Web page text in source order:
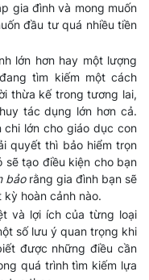
gia đình và mong muốn
đầu tư quá nhiều tiền
lớn hơn hay một lượng
tìm kiếm một cách
thừa kế trong tương lai,
tác dụng lớn hơn cả.
lớn cho giáo dục con
quyết thì bảo hiểm trọn
sẽ tạo điều kiện cho bạn
bảo rằng gia đình bạn sẽ
hoàn cảnh nào.
và lợi ích của từng loại
số lưu ý quan trọng khi
được những điều cần
quá trình tìm kiếm lựa